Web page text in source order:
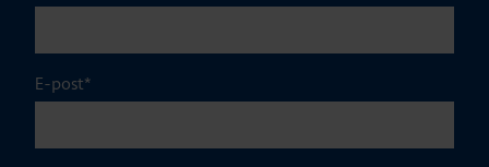
E-post*